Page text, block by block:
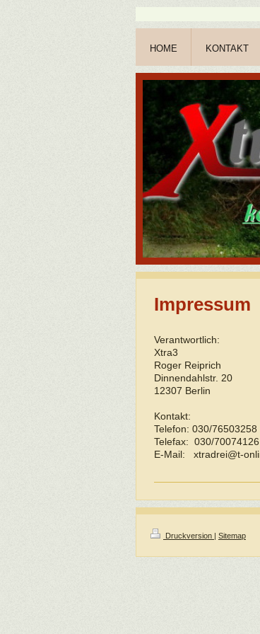
HOME KONTAKT
Impressum
Verantwortlich:
Xtra3
Roger Reiprich
Dinnendahlstr. 20
12307 Berlin
Kontakt:
Telefon: 030/76503258
Telefax: 030/70074126
E-Mail: xtradrei@t-
Druckversion | Sitemap